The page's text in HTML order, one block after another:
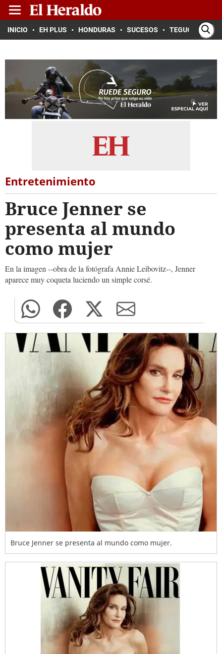
INICIO EH PLUS HONDURAS SUCESOS TEGUCIGALPA
Entretenimiento
Bruce Jenner se
presenta al mundo
como mujer
En la imagen --obra de la fotógrafa Annie Leibovitz--, Jenner
aparece muy coqueta luciendo un simple corsé.
Bruce Jenner se presenta al mundo como mujer.